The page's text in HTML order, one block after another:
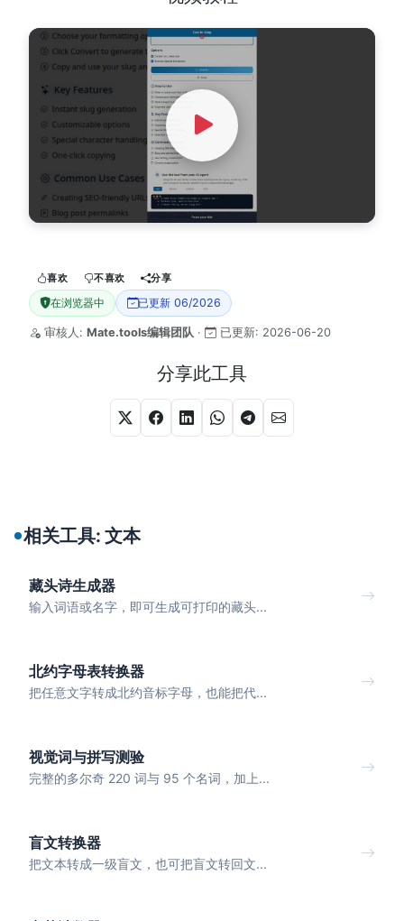
Watch Video
喜欢 不喜欢 分享
在浏览器中 已更新 06/2026
审核人: Mate.tools编辑团队 · 已更新: 2026-06-20
分享此工具
相关工具: 文本
藏头诗生成器
输入词语或名字，即可生成可打印的藏头...
北约字母表转换器
把任意文字转成北约音标字母，也能把代...
视觉词与拼写测验
完整的多尔奇 220 词与 95 个名词，加上...
盲文转换器
把文本转成一级盲文，也可把盲文转回文...